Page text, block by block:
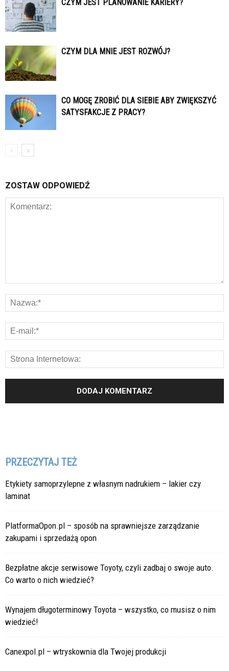
CZYM JEST PLANOWANIE KARIERY?
CZYM DLA MNIE JEST ROZWÓJ?
CO MOGĘ ZROBIĆ DLA SIEBIE ABY ZWIĘKSZYĆ
SATYSFAKCJE Z PRACY?
ZOSTAW ODPOWIEDŹ
PRZECZYTAJ TEŻ
Etykiety samoprzylepne z własnym nadrukiem – lakier czy
laminat
PlatformaOpon.pl – sposób na sprawniejsze zarządzanie
zakupami i sprzedażą opon
Bezpłatne akcje serwisowe Toyoty, czyli zadbaj o swoje auto.
Co warto o nich wiedzieć?
Wynajem długoterminowy Toyota – wszystko, co musisz o nim
wiedzieć!
Canexpol.pl – wtryskownia dla Twojej produkcji